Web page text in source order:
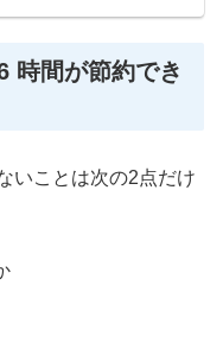
時間が節約でき
いことは次の2点だけ